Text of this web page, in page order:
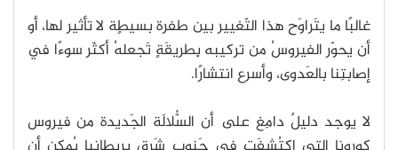
غالبًا ما يتَراوَح هذا التّغيير بين طفرة بسيطٍة لا تأثير لها، أو
أن يحوّر الفيروسُ من تركيبه بِطريقَةٍ تَجعلهُ أكثَر سوءًا في
إصابتِنا بالعَدوى، وأسرع انتشارًا.
لا يوجد دليلٌ دامِغ على أن السُّلالَة الجَديدة من فيروس